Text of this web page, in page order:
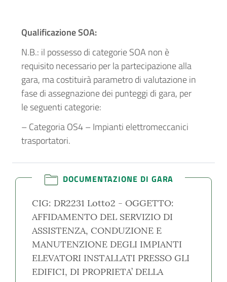
Qualificazione SOA:
N.B.: il possesso di categorie SOA non è
requisito necessario per la partecipazione alla
gara, ma costituirà parametro di valutazione in
fase di assegnazione dei punteggi di gara, per
le seguenti categorie:
– Categoria OS4 – Impianti elettromeccanici
trasportatori.
DOCUMENTAZIONE DI GARA
CIG: DR2231 Lotto2 - OGGETTO:
AFFIDAMENTO DEL SERVIZIO DI
ASSISTENZA, CONDUZIONE E
MANUTENZIONE DEGLI IMPIANTI
ELEVATORI INSTALLATI PRESSO GLI
EDIFICI, DI PROPRIETA’ DELLA